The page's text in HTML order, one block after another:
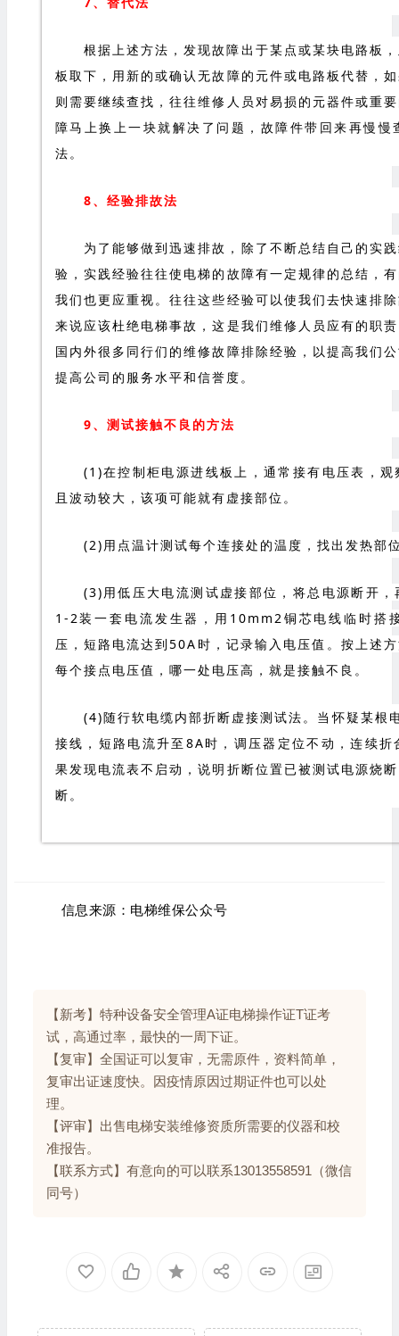
根据上述方法，发现故障出于某点或某块电路板
板取下，用新的或确认无故障的元件或电路板代替，
则需要继续查找，往往维修人员对易损的元器件或重
障马上换上一块就解决了问题，故障件带回来再慢
法。
8、经验排故法
为了能够做到迅速排故，除了不断总结自己的实
验，实践经验往往使电梯的故障有一定规律的总结，
我们也更应重视。往往这些经验可以使我们去快速排
来说应该杜绝电梯事故，这是我们维修人员应有的职
国内外很多同行们的维修故障排除经验，以提高我们
提高公司的服务水平和信誉度。
9、测试接触不良的方法
(1)在控制柜电源进线板上，通常接有电压表，
且波动较大，该项可能就有虚接部位。
(2)用点温计测试每个连接处的温度，找出发热部
(3)用低压大电流测试虚接部位，将总电源断开
1-2装一套电流发生器，用10mm2铜芯电线临时搭
压，短路电流达到50A时，记录输入电压值。 按上述
每个接点电压值， 哪一处电压高，就是接触不良。
(4)随行软电缆内部折断虚接测试法。当怀疑某根
接线，短路电流升至8A时，调压器定位不动，连续
果发现电流表不启动，说明折断位置已被测试电源烧
断。
信息来源：电梯维保公众号
【新考】特种设备安全管理A证电梯操作证T证考
试，高通过率，最快的一周下证。
【复审】全国证可以复审，无需原件，资料简单，
复审出证速度快。因疫情原因过期证件也可以处
理。
【评审】出售电梯安装维修资质所需要的仪器和校
准报告。
【联系方式】有意向的可以联系13013558591（微信
同号）